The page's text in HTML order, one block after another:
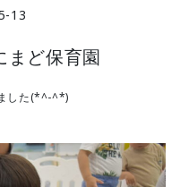
13
ど保育園
した(*^-^*)